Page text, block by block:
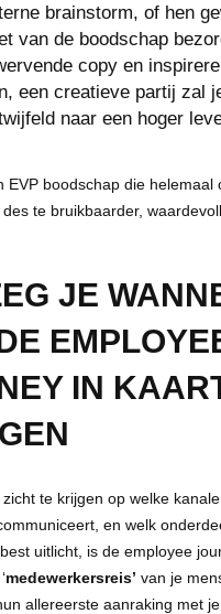
brainstorm, of hen
van de boodschap
copy en
een creatieve partij zal
naar een hoger
EVP boodschap die helemaal
te bruikbaarder,
JE
IN
te krijgen op welke
en welk
uitlicht, is de employee
medewerkersreis’ van je
allereerste aanraking met